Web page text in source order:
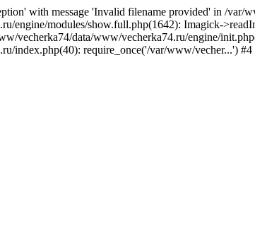
with message 'Invalid filename provided' in /
engine/modules/show.full.php(1642): Imagick-
vecherka74/data/www/vecherka74.ru/engine/
index.php(40): require_once('/var/www/vecher...')